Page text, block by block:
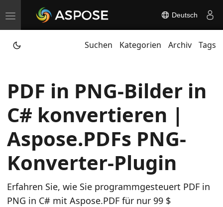
T
o
g
e
n
a
i
g
a
t
i
Deutsch
Suchen Kategorien Archiv Tags
PDF in PNG-Bilder in
C# konvertieren |
Aspose.PDFs PNG-
Konverter-Plugin
Erfahren Sie, wie Sie programmgesteuert PDF in
PNG in C# mit Aspose.PDF für nur 99 $